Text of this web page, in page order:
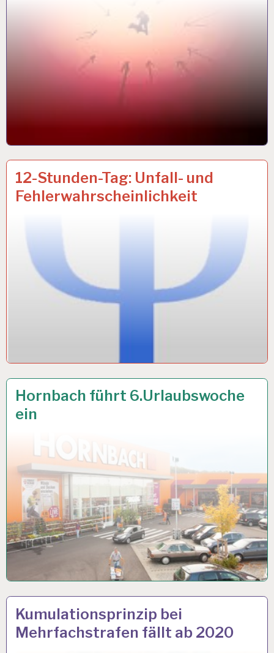
12-
STUNDEN-
ARBEITSTAG…
12-Stunden-Tag: Unfall- und
Fehlerwahrscheinlichkeit
13 JUNI 2018
12-
STUNDEN-
ARBEITSTAG…
Hornbach führt 6.Urlaubswoche
ein
7 JUNI 2018
12-
STUNDEN-
ARBEITSTAG…
Kumulationsprinzip bei
Mehrfachstrafen fällt ab 2020
4 JUNI 2018